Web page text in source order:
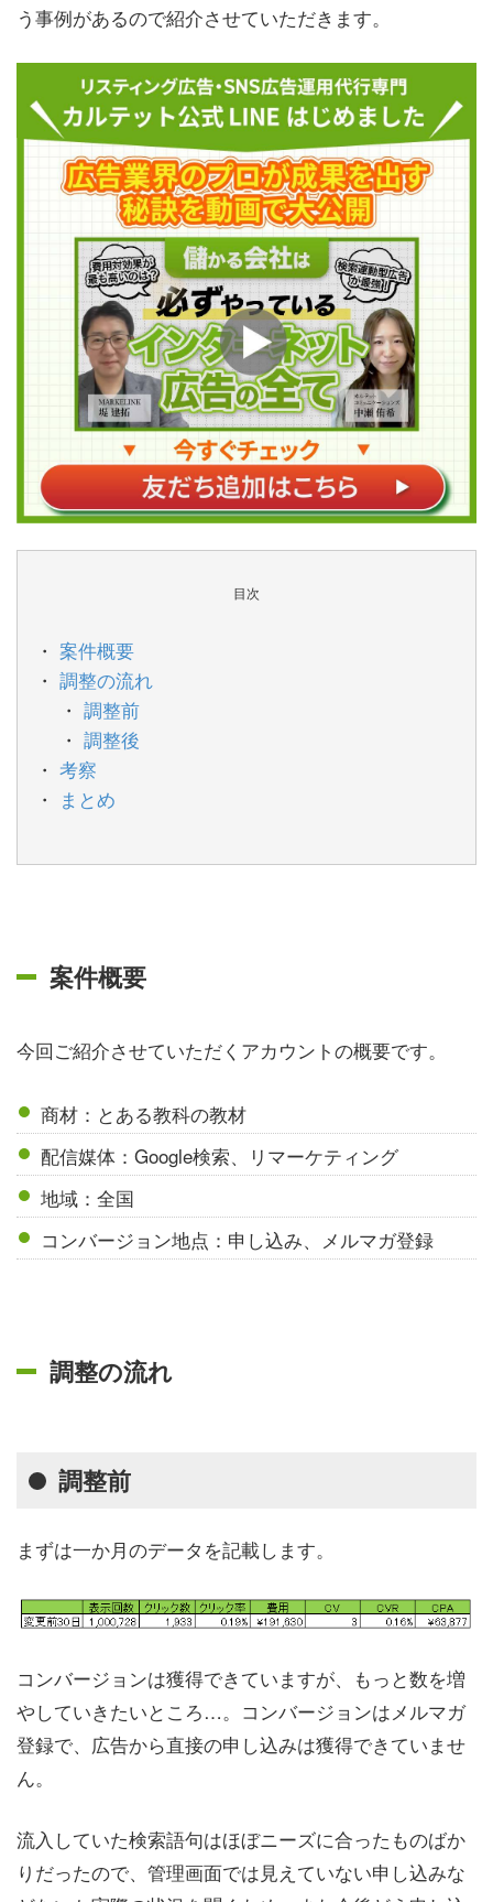
う事例があるので紹介させていただきます。
目次
案件概要
調整の流れ
調整前
調整後
考察
まとめ
案件概要
今回ご紹介させていただくアカウントの概要です。
商材：とある教科の教材
配信媒体：Google検索、リマーケティング
地域：全国
コンバージョン地点：申し込み、メルマガ登録
調整の流れ
調整前
まずは一か月のデータを記載します。
コンバージョンは獲得できていますが、もっと数を増
やしていきたいところ…。コンバージョンはメルマガ
登録で、広告から直接の申し込みは獲得できていませ
ん。
流入していた検索語句はほぼニーズに合ったものばか
りだったので、管理画面では見えていない申し込みな